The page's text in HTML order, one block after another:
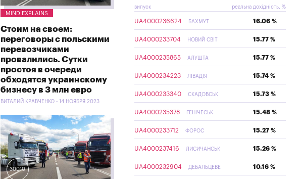
MIND EXPLAINS
Стоим на своем:
переговоры с польскими
перевозчиками
провалились. Сутки
простоя в очереди
обходятся украинскому
бизнесу в 3 млн евро
ВИТАЛИЙ КРАВЧЕНКО - 14 НОЯБРЯ 2023
30010
випуск реальна дохідність, %
UA4000236624 БАХМУТ 16.06 %
UA4000233704 НОВИЙ СВІТ 15.77 %
UA4000235865 АЛУШТА 15.77 %
UA4000234223 ЛІВАДІЯ 15.74 %
UA4000233340 СКАДОВСЬК 15.73 %
UA4000235378 ГЕНІЧЕСЬК 15.48 %
UA4000233712 ФОРОС 15.27 %
UA4000237416 ЛИСИЧАНСЬК 15.26 %
UA4000232904 ДЕБАЛЬЦЕВЕ 10.16 %